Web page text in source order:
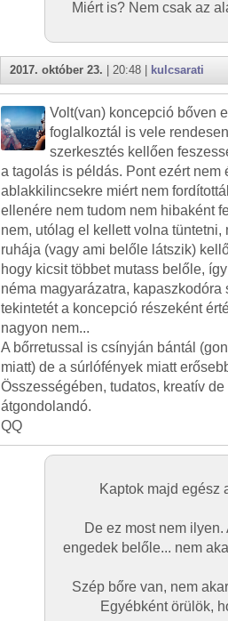
Miért is? Nem csak az
2017. október 23. | 20:48 | kulcsarati
Volt(van) koncepció bőven
foglalkoztál is vele
szerkesztés kellően
a tagolás is példás. Pont ezért nem
ablakkilincsekre miért nem
ellenére nem tudom nem hibaként
nem, utólag el kellett volna tüntetni,
ruhája (vagy ami belőle látszik)
hogy kicsit többet mutass belőle,
néma magyarázatra, kapaszkodóra
tekintetét a koncepció részeként
nagyon nem...
A bőrretussal is csínyján bántál
miatt) de a súrlófények miatt
Összességében, tudatos, kreatív
átgondolandó.
QQ
Kaptok majd egész
De ez most nem
engedek belőle... nem
Szép bőre van, nem
Egyébként örülök,